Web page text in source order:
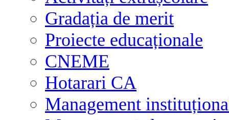
Gradația de merit
Proiecte educaționale
CNEME
Hotarari CA
Management